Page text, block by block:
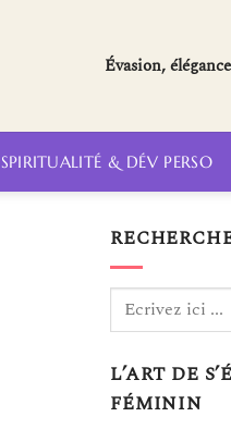
Évasion,
SPIRITUALITÉ & DÉV PERSO
L’ART DE
FÉMININ